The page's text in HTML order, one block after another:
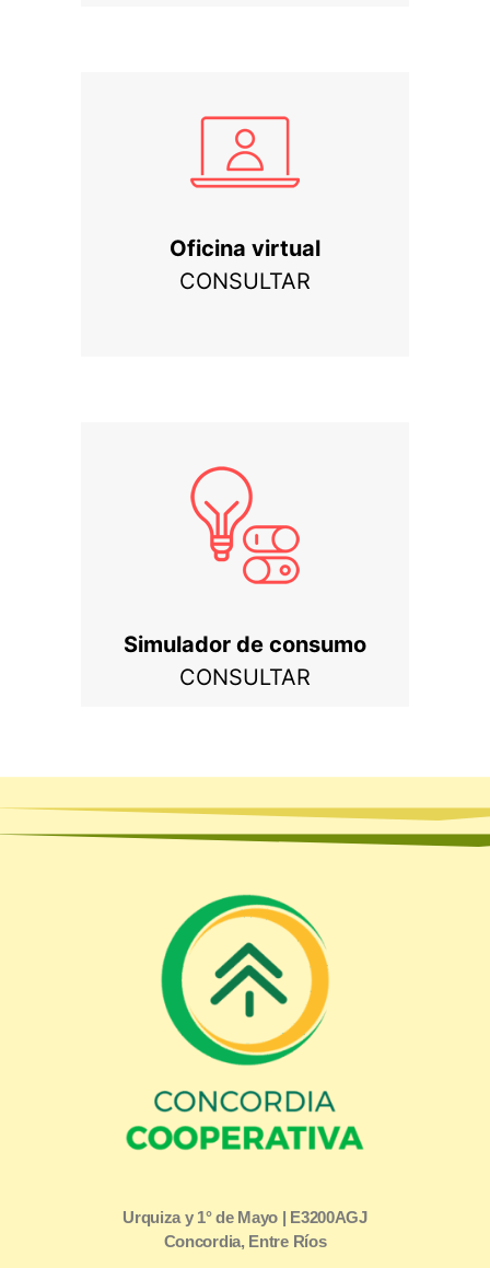
Oficina virtual
CONSULTAR
Simulador de consumo
CONSULTAR
Urquiza y 1° de Mayo | E3200AGJ
Concordia, Entre Ríos